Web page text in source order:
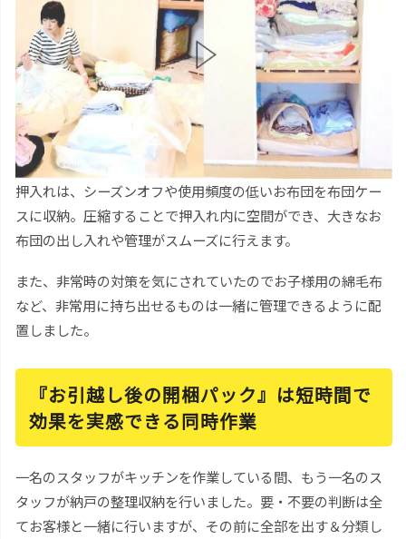
押入れは、シーズンオフや使用頻度の低いお布団を布団ケー
スに収納。圧縮することで押入れ内に空間ができ、大きなお
布団の出し入れや管理がスムーズに行えます。
また、非常時の対策を気にされていたのでお子様用の綿毛布
など、非常用に持ち出せるものは一緒に管理できるように配
置しました。
『お引越し後の開梱パック』は短時間で
効果を実感できる同時作業
一名のスタッフがキッチンを作業している間、もう一名のス
タッフが納戸の整理収納を行いました。要・不要の判断は全
てお客様と一緒に行いますが、その前に全部を出す＆分類し